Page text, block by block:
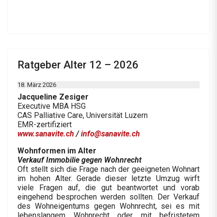
Ratgeber Alter 12 – 2026
18. März 2026
Jacqueline Zesiger
Executive MBA HSG
CAS Palliative Care, Universität Luzern
EMR-zertifiziert
www.sanavite.ch /info@sanavite.ch
Wohnformen im Alter
Verkauf Immobilie gegen Wohnrecht
Oft stellt sich die Frage nach der geeigneten Wohnart
im hohen Alter. Gerade dieser letzte Umzug wirft
viele Fragen auf, die gut beantwortet und vorab
eingehend besprochen werden sollten. Der Verkauf
des Wohneigentums gegen Wohnrecht, sei es mit